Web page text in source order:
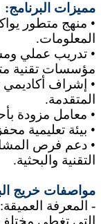
مميزات البرنامج:
• منهج متطور
المعلومات.
• تدريب عملي
مؤسسات تقنية
• إشراف أكاديمي
المتقدمة.
• معامل مزودة
• بيئة تعليمية
• دعم فرص
التقنية والبحثية.
مواصفات خريج
- المعرفة
التي تغطي